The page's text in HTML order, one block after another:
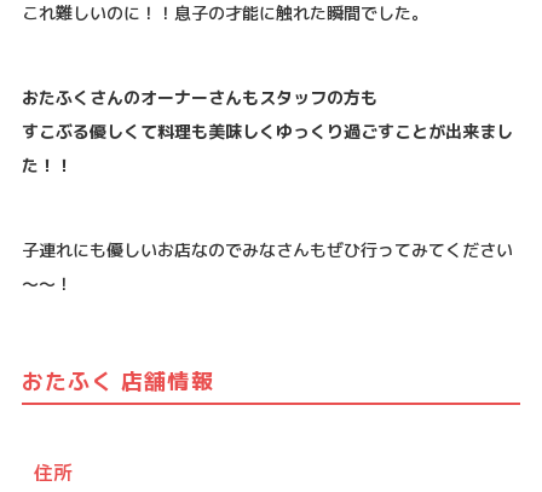
これ難しいのに！！息子の才能に触れた瞬間でした。
おたふくさんのオーナーさんもスタッフの方も
すこぶる優しくて料理も美味しくゆっくり過ごすことが出来まし
た！！
子連れにも優しいお店なのでみなさんもぜひ行ってみてください
～～！
おたふく 店舗情報
住所